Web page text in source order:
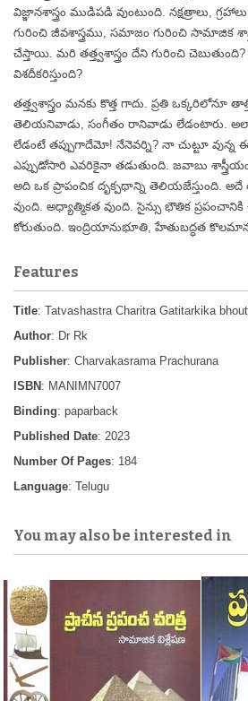
విజ్ఞానశాస్త్రం ముడిపడి వుంటుంది. నక్షత్రాలు,
గురించి జీవశాస్త్రము, సమాజం గురించి సామాజిక
చేస్తాయి. మరి తత్త్వశాస్త్రం దేని గురించి
విశదీకరిస్తుంది?
తత్త్వశాస్త్రం మనకు కొత్త గాదు. ప్రతి ఒక్కరిలోనూ
తెలియనివాడు, సంగీతం రానివాడు లేడంటారు.
లేడంటే తప్పుగాదేమో! నేనెవర్ని? నా చుట్టూ వున్న ఈ
ఎప్పుడోసారి ఎవరికైనా తడుతుంది. జవాబు
అది ఒక ప్రాపంచిక దృక్పథాన్ని తెలియజేస్తుంది. అదే
వుంది. అధ్యాత్మికత వుంది. సైన్సు భౌతిక ప్రపంచానికి
కోరుతుంది. ఇంద్రియానుభూతి, హేతుబద్ధత
Features
Title: Tatvashastra Charitra Gatitarkika
Author: Dr Rk
Publisher: Charvakasrama Prachurana
ISBN : MANIMN7007
Binding: paparback
Published Date: 2023
Number Of Pages: 184
Language: Telugu
You may also be interested in